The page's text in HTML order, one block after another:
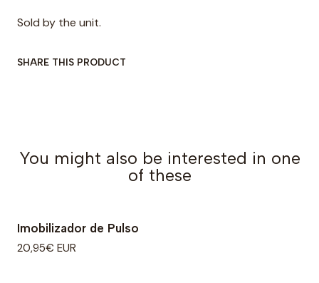
Sold by the unit.
SHARE THIS PRODUCT
You might also be interested in one
of these
Imobilizador de Pulso
20,95€ EUR